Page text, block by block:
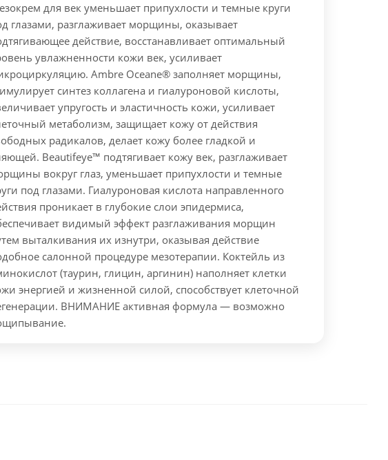
для век уменьшает припухлости и темные круги
глазами, разглаживает морщины, оказывает
действие, восстанавливает оптимальный
увлажненности кожи век, усиливает
Ambre Oceane® заполняет морщины,
синтез коллагена и гиалуроновой кислоты,
упругость и эластичность кожи, усиливает
метаболизм, защищает кожу от действия
радикалов, делает кожу более гладкой и
Beautifeye™ подтягивает кожу век, разглаживает
вокруг глаз, уменьшает припухлости и темные
под глазами. Гиалуроновая кислота направленного
проникает в глубокие слои эпидермиса,
видимый эффект разглаживания морщин
выталкивания их изнутри, оказывая действие
салонной процедуре мезотерапии. Коктейль из
(таурин, глицин, аргинин) наполняет клетки
энергией и жизненной силой, способствует клеточной
ВНИМАНИЕ активная формула — возможно